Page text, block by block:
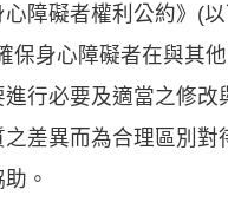
障礙者權利公約》(
保身心障礙者在與其
行必要及適當之修
差異而為合理區別
。